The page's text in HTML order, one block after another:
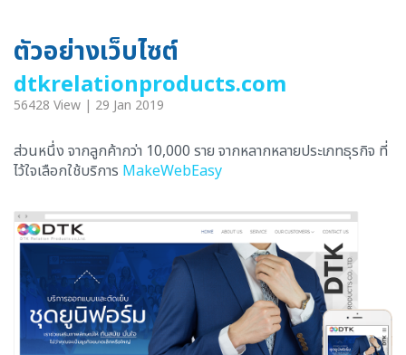
ตัวอย่างเว็บไซต์
dtkrelationproducts.com
56428 View | 29 Jan 2019
ส่วนหนึ่ง จากลูกค้ากว่า 10,000 ราย จากหลากหลายประเภทธุรกิจ ที่
ไว้ใจเลือกใช้บริการ MakeWebEasy